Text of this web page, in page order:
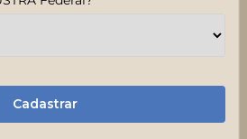
Cadastrar